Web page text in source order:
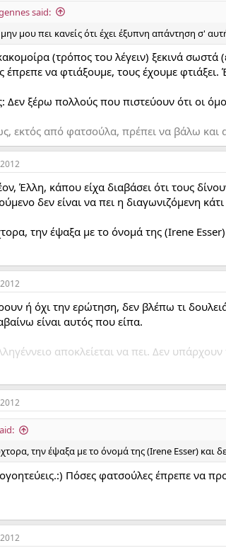
said:
μην μου πει κανείς ότι έχει έξυπνη απάντηση σ'
(τρόπος του λέγειν) ξεκινά σωστά
έπρεπε να φτιάξουμε, τους έχουμε φτιάξει.
Δεν ξέρω πολλούς που πιστεύουν ότι οι
εκτός από φατσούλα, πρέπει να βάλω και
Έλλη, κάπου είχα διαβάσει ότι τους
δεν είναι να πει η διαγωνιζόμενη
την έψαξα με το όνομά της (Irene
ή όχι την ερώτηση, δεν βλέπω τι
είναι αυτός που είπα.
αποκλείεται να πει. Δεν
την έψαξα με το όνομά της (Irene Esser) και
Πόσες φατσούλες έπρεπε να